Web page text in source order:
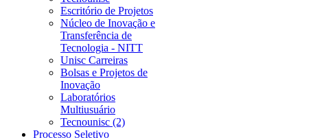
Escritório de Projetos
Núcleo de Inovação e
Transferência de
Tecnologia - NITT
Unisc Carreiras
Bolsas e Projetos de
Inovação
Laboratórios
Multiusuário
Tecnounisc (2)
Processo Seletivo